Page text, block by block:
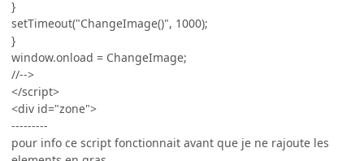
}
setTimeout("ChangeImage()", 1000);
}
window.onload = ChangeImage;
//-->
</script>
<div id="zone">
---------
pour info ce script fonctionnait avant que je ne rajoute les